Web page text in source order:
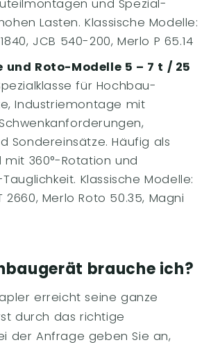
und Spezial-
Lasten. Klassische Modelle:
JCB 540-200, Merlo P 65.14
und Roto-Modelle 5 – 7 t / 25
für Hochbau-
Industriemontage mit
Sondereinsätze. Häufig als
mit 360°-Rotation und
Klassische Modelle:
2660, Merlo Roto 50.35, Magni
brauche ich?
erreicht seine ganze
durch das richtige
der Anfrage geben Sie an,